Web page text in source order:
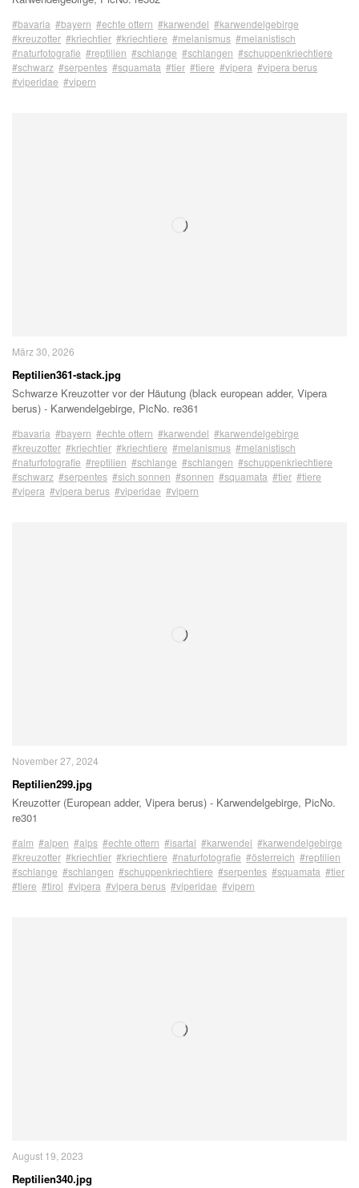
#bavaria #bayern #echte ottern #karwendel #karwendelgebirge
#kreuzotter #kriechtier #kriechtiere #melanismus #melanistisch
#naturfotografie #reptilien #schlange #schlangen #schuppenkriechtiere
#schwarz #serpentes #squamata #tier #tiere #vipera #vipera berus
#viperidae #vipern
März 30, 2026
Reptilien361-stack.jpg
Schwarze Kreuzotter vor der Häutung (black european adder, Vipera
berus) - Karwendelgebirge, PicNo. re361
#bavaria #bayern #echte ottern #karwendel #karwendelgebirge
#kreuzotter #kriechtier #kriechtiere #melanismus #melanistisch
#naturfotografie #reptilien #schlange #schlangen #schuppenkriechtiere
#schwarz #serpentes #sich sonnen #sonnen #squamata #tier #tiere
#vipera #vipera berus #viperidae #vipern
November 27, 2024
Reptilien299.jpg
Kreuzotter (European adder, Vipera berus) - Karwendelgebirge, PicNo.
re301
#alm #alpen #alps #echte ottern #isartal #karwendel #karwendelgebirge
#kreuzotter #kriechtier #kriechtiere #naturfotografie #österreich #reptilien
#schlange #schlangen #schuppenkriechtiere #serpentes #squamata #tier
#tiere #tirol #vipera #vipera berus #viperidae #vipern
August 19, 2023
Reptilien340.jpg